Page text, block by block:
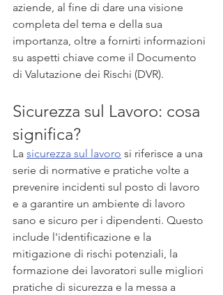
aziende, al fine di dare una visione
completa del tema e della sua
importanza, oltre a fornirti informazioni
su aspetti chiave come il Documento
di Valutazione dei Rischi (DVR).
Sicurezza sul Lavoro: cosa
significa?
La sicurezza sul lavoro si riferisce a una
serie di normative e pratiche volte a
prevenire incidenti sul posto di lavoro
e a garantire un ambiente di lavoro
sano e sicuro per i dipendenti. Questo
include l'identificazione e la
mitigazione di rischi potenziali, la
formazione dei lavoratori sulle migliori
pratiche di sicurezza e la messa a